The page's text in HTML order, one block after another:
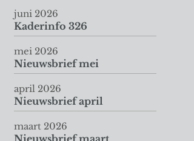
juni 2026
Kaderinfo 326
mei 2026
Nieuwsbrief mei
april 2026
Nieuwsbrief april
maart 2026
Nieuwsbrief maart